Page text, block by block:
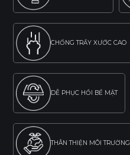
CHỐNG TRẦY XƯỚC CAO
DỄ PHỤC HỒI BỀ MẶT
THÂN THIỆN MÔI TRƯỜNG